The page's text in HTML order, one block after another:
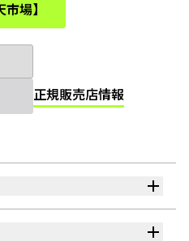
場】
a new tab)
正規販売店情報